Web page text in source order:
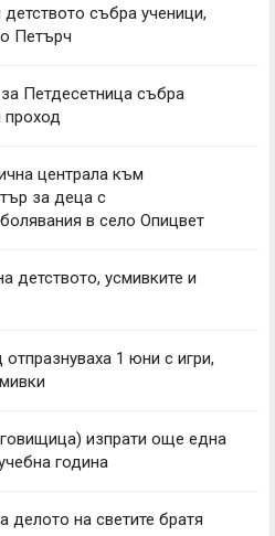
събра ученици,
Петърч
Петдесетница събра
проход
централа към
за деца с
в село Опицвет
детството, усмивките и
1 юни с игри,
изпрати още една
година
делото на светите братя